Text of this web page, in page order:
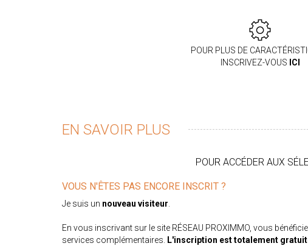
POUR PLUS DE
INSCRIVEZ-VOUS ICI
EN SAVOIR PLUS
POUR ACCÉDER AUX
VOUS N'ÊTES PAS ENCORE INSCRIT ?
Je suis un nouveau visiteur.
En vous inscrivant sur le site RÉSEAU PROXIMMO, vous
services complémentaires. L'inscription est totalement